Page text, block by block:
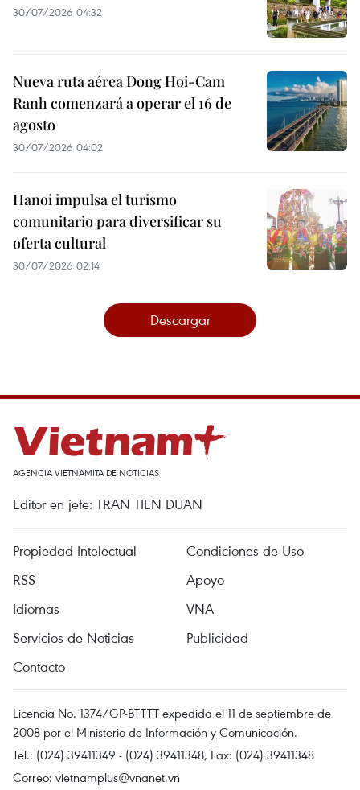
30/07/2026 04:32
Nueva ruta aérea Dong Hoi-Cam
Ranh comenzará a operar el 16 de
agosto
30/07/2026 04:02
Hanoi impulsa el turismo
comunitario para diversificar su
oferta cultural
30/07/2026 02:14
Descargar
AGENCIA VIETNAMITA DE NOTICIAS
Editor en jefe: TRAN TIEN DUAN
Propiedad Intelectual
Condiciones de Uso
RSS
Apoyo
Idiomas
VNA
Servicios de Noticias
Publicidad
Contacto
Licencia No. 1374/GP-BTTTT expedida el 11 de septiembre de
2008 por el Ministerio de Información y Comunicación.
Tel.: (024) 39411349 - (024) 39411348, Fax: (024) 39411348
Correo: vietnamplus@vnanet.vn